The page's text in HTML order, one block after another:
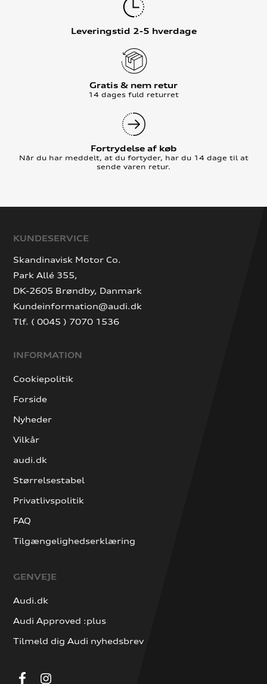
Leveringstid 2-5 hverdage
Gratis & nem retur
14 dages fuld returret
Fortrydelse af køb
Når du har meddelt, at du fortyder, har du 14 dage til at
sende varen retur.
KUNDESERVICE
Skandinavisk Motor Co.
Park Allé 355,
DK-2605 Brøndby, Danmark
Kundeinformation@audi.dk
Tlf. ( 0045 ) 7070 1536
INFORMATION
Cookiepolitik
Forside
Nyheder
Vilkår
audi.dk
Størrelsestabel
Privatlivspolitik
FAQ
Tilgængelighedserklæring
GENVEJE
Audi.dk
Audi Approved :plus
Tilmeld dig Audi nyhedsbrev